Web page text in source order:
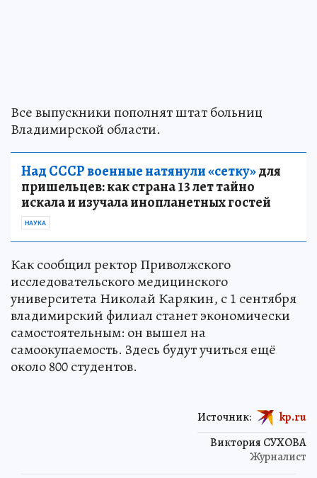
Все выпускники пополнят штат больниц
Владимирской области.
Над СССР военные натянули «сетку»для
пришельцев: как страна 13 лет тайно
искала и изучала инопланетных гостей
НАУКА
Как сообщил ректор Приволжского
исследовательского медицинского
университета Николай Карякин, с 1 сентября
владимирский филиал станет экономически
самостоятельным: он вышел на
самоокупаемость. Здесь будут учиться ещё
около 800 студентов.
Виктория СУХОВА
Журналист
Источник: kp.ru